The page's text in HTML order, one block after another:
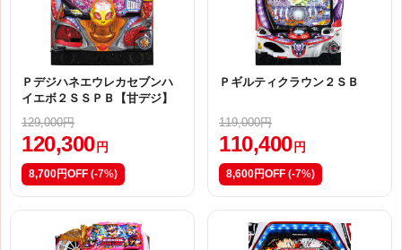
Ｐデジハネエウレカセブンハ
イエボ２ＳＳＰＢ【甘デジ】
129,000円
120,300 円
8,700円OFF (-7%)
Ｐギルティクラウン２ＳＢ
119,000円
110,400 円
8,600円OFF (-7%)